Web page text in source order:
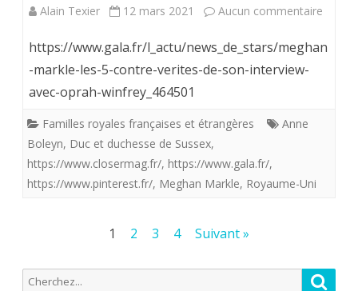
Alain Texier 12 mars 2021 Aucun commentaire
https://www.gala.fr/l_actu/news_de_stars/meghan
-markle-les-5-contre-verites-de-son-interview-
avec-oprah-winfrey_464501
Familles royales françaises et étrangères
Anne
Boleyn, Duc et duchesse de Sussex,
https://www.closermag.fr/, https://www.gala.fr/,
https://www.pinterest.fr/, Meghan Markle, Royaume-Uni
publications
1 2 3 4 Suivant »
Recherche